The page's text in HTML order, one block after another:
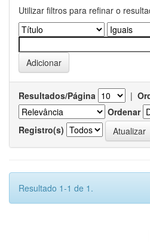
Utilizar filtros para refinar o
Resultados/Página |
Ordenar
Registro(s)
Resultado 1-1 de 1.